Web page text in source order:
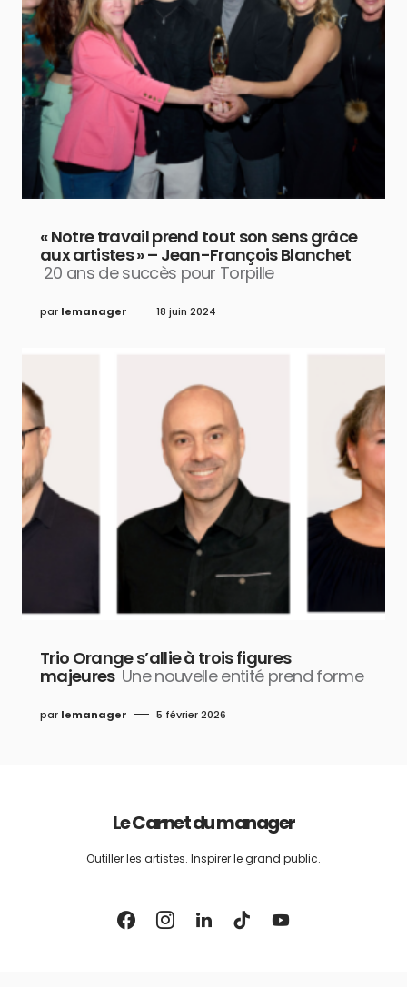
« Notre travail prend tout son sens grâce
aux artistes » – Jean-François Blanchet
20 ans de succès pour Torpille
par lemanager 18 juin 2024
Trio Orange s’allie à trois figures
majeures Une nouvelle entité prend forme
par lemanager 5 février 2026
Le Carnet du manager
Outiller les artistes. Inspirer le grand public.